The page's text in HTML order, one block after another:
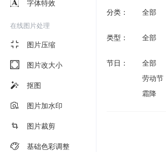
字体特效
在线图片处理
图片压缩
图片改大小
抠图
图片加水印
图片裁剪
基础色彩调整
分类： 全部
类型： 全部
节日： 全部
劳动节
霜降